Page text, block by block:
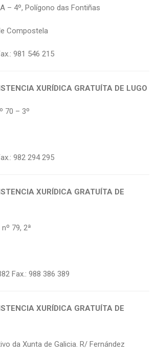
– 4º, Polígono das Fontiñas
Compostela
981 546 215
XURÍDICA GRATUÍTA DE LUGO
70 – 3º
982 294 295
XURÍDICA GRATUÍTA DE
79, 2ª
Fax.: 988 386 389
XURÍDICA GRATUÍTA DE
da Xunta de Galicia. R/ Fernández